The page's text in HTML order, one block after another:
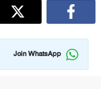
Join WhatsApp